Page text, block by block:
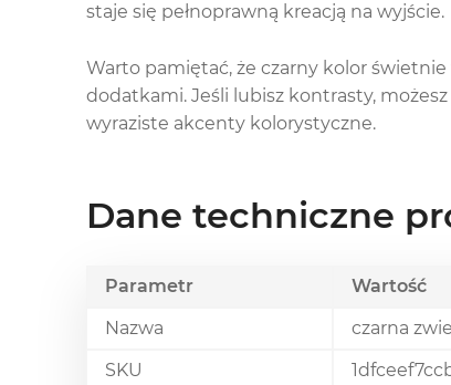
staje się pełnoprawną kreacją na wyjście.
Warto pamiętać, że czarny kolor
dodatkami. Jeśli lubisz kontrasty,
wyraziste akcenty kolorystyczne.
Dane techniczne
Parametr
Wartość
Nazwa
czarna
SKU